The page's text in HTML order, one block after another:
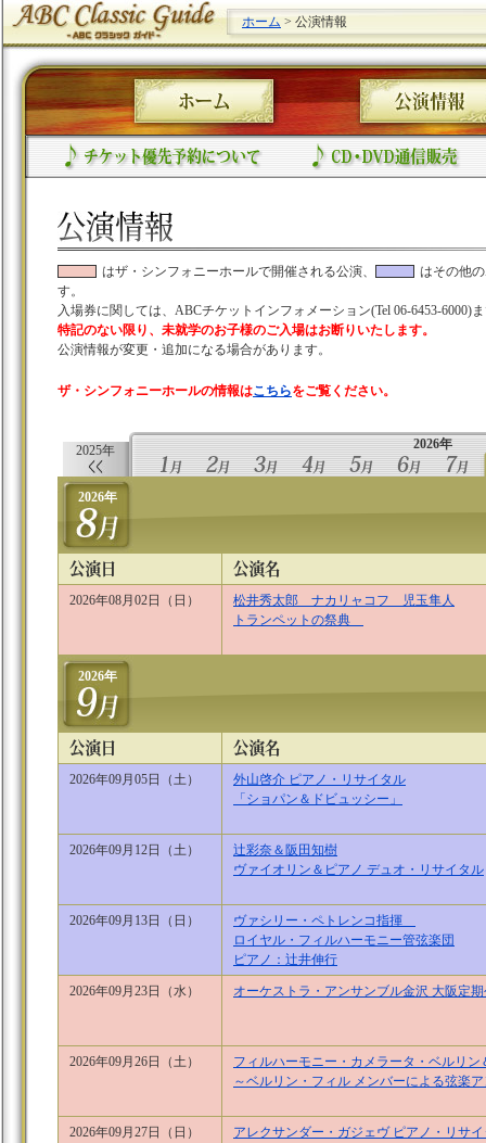
ホーム > 公演情報
はザ・シンフォニーホールで開催される公演、
はその他
す。
入場券に関しては、ABCチケットインフォメーション(Tel 06-6453-6000)
特記のない限り、未就学のお子様のご入場はお断りいたします。
公演情報が変更・追加になる場合があります。
ザ・シンフォニーホールの情報はこちらをご覧ください。
2025年 2026年
2026年
2026年08月02日（日）
松井秀太郎 ナカリャコフ 児玉隼人
トランペットの祭典
2026年
2026年09月05日（土）
外山啓介 ピアノ・リサイタル
「ショパン＆ドビュッシー」
2026年09月12日（土）
辻彩奈＆阪田知樹
ヴァイオリン＆ピアノ デュオ・リサイタル
2026年09月13日（日）
ヴァシリー・ペトレンコ指揮
ロイヤル・フィルハーモニー管弦楽団
ピアノ：辻井伸行
2026年09月23日（水） オーケストラ・アンサンブル金沢 大阪定
2026年09月26日（土）
フィルハーモニー・カメラータ・ベルリ
～ベルリン・フィル メンバーによる弦楽
2026年09月27日（日）
アレクサンダー・ガジェヴ ピアノ・リサ